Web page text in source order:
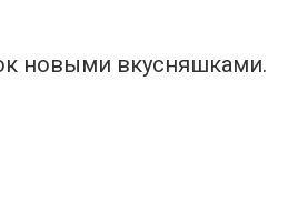
новыми вкусняшками.